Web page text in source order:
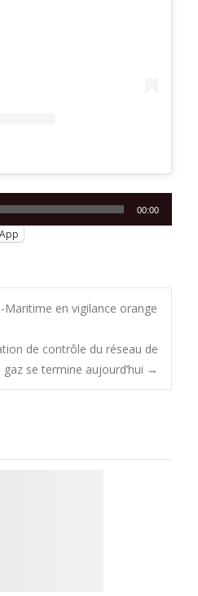
00:00
Maritime en vigilance orange
de contrôle du réseau de
gaz se termine aujourd’hui →